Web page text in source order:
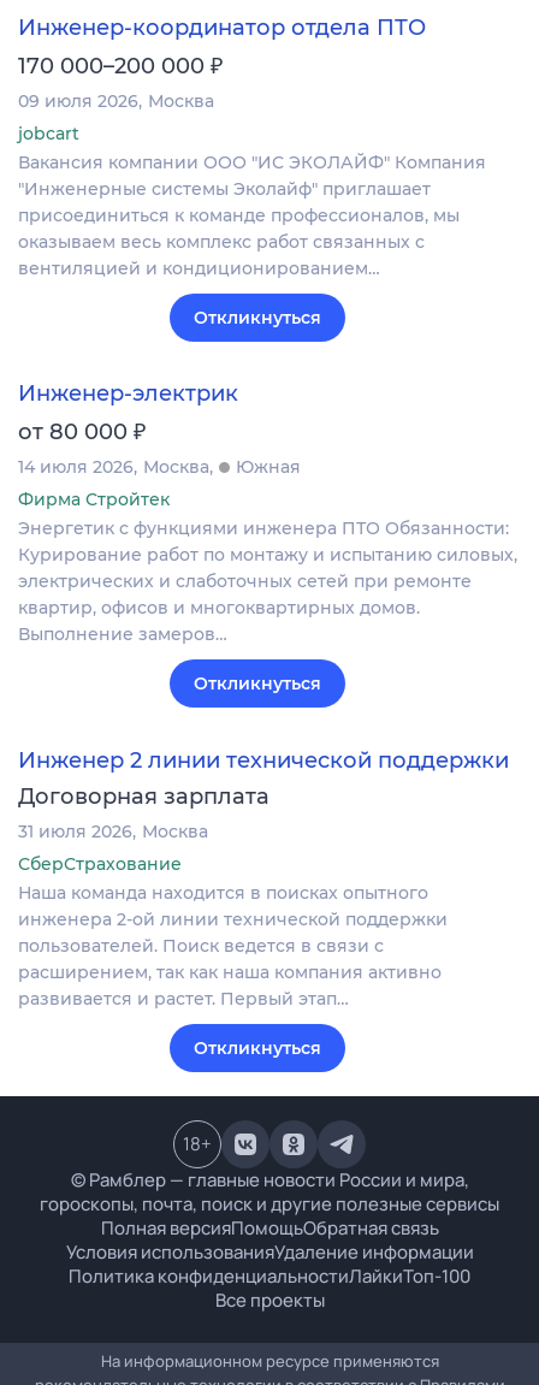
Инженер-координатор отдела ПТО
170 000–200 000 ₽
09 июля 2026 Москва
jobcart
Вакансия компании ООО "ИС ЭКОЛАЙФ" Компания
"Инженерные системы Эколайф" приглашает
присоединиться к команде профессионалов, мы
оказываем весь комплекс работ связанных с
вентиляцией и кондиционированием…
Откликнуться
Инженер-электрик
от 80 000 ₽
14 июля 2026 Москва
Южная
Фирма Стройтек
Энергетик с функциями инженера ПТО Обязанности:
Курирование работ по монтажу и испытанию силовых,
электрических и слаботочных сетей при ремонте
квартир, офисов и многоквартирных домов.
Выполнение замеров…
Откликнуться
Инженер 2 линии технической поддержки
Договорная зарплата
31 июля 2026 Москва
СберСтрахование
Наша команда находится в поисках опытного
инженера 2-ой линии технической поддержки
пользователей. Поиск ведется в связи с
расширением, так как наша компания активно
развивается и растет. Первый этап…
Откликнуться
© Рамблер — главные новости России и мира,
гороскопы, почта, поиск и другие полезные сервисы
Полная версияПомощьОбратная связь
Условия использованияУдаление информации
Политика конфиденциальностиЛайкиТоп-100
Все проекты
18+
На информационном ресурсе применяются